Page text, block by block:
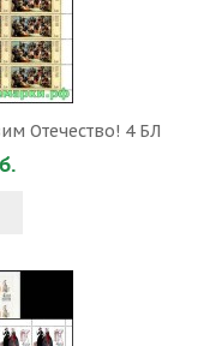
Отечество! 4 БЛ